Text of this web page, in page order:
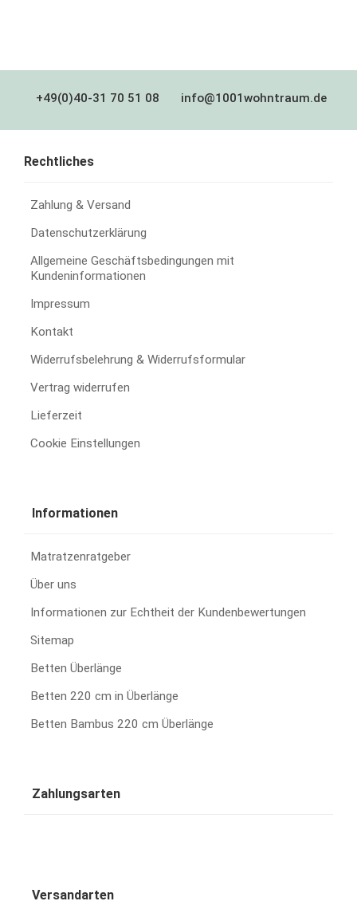
+49(0)40-31 70 51 08 info@1001wohntraum.de
Rechtliches
Zahlung & Versand
Datenschutzerklärung
Allgemeine Geschäftsbedingungen mit
Kundeninformationen
Impressum
Kontakt
Widerrufsbelehrung & Widerrufsformular
Vertrag widerrufen
Lieferzeit
Cookie Einstellungen
Informationen
Matratzenratgeber
Über uns
Informationen zur Echtheit der Kundenbewertungen
Sitemap
Betten Überlänge
Betten 220 cm in Überlänge
Betten Bambus 220 cm Überlänge
Zahlungsarten
Versandarten